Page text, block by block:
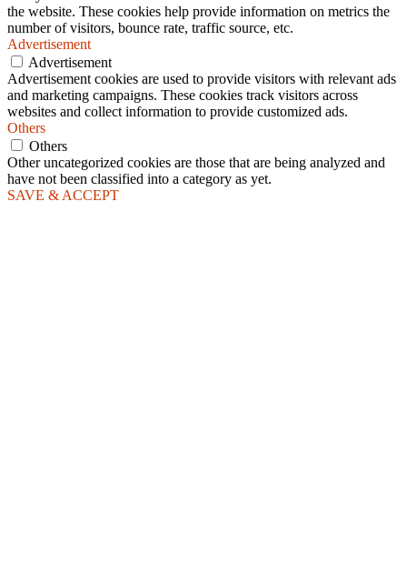
the website. These cookies help provide information on metrics the
number of visitors, bounce rate, traffic source, etc.
Advertisement
Advertisement
Advertisement cookies are used to provide visitors with relevant ads
and marketing campaigns. These cookies track visitors across
websites and collect information to provide customized ads.
Others
Others
Other uncategorized cookies are those that are being analyzed and
have not been classified into a category as yet.
SAVE & ACCEPT